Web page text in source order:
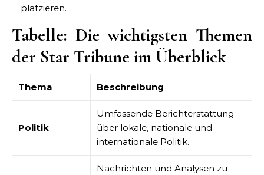
platzieren.
Tabelle: Die wichtigsten Themen
der Star Tribune im Überblick
Thema Beschreibung
Politik
Umfassende Berichterstattung
über lokale, nationale und
internationale Politik.
Nachrichten und Analysen zu